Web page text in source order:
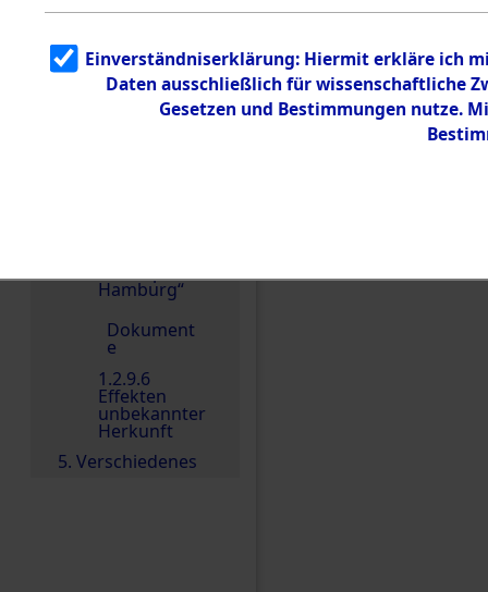
1.2.9.3
Effekten aus
dem KZ
Neuengamm
Hamburg“
Dokument
e
1.2.9.6
Effekten
unbekannter
Herkunft
5. Verschiedenes
Einen Kommentar
Einverständniserklärung: Hiermit erkläre ich
Daten ausschließlich für wissenschaftliche
Gesetzen und Bestimmungen nutze.